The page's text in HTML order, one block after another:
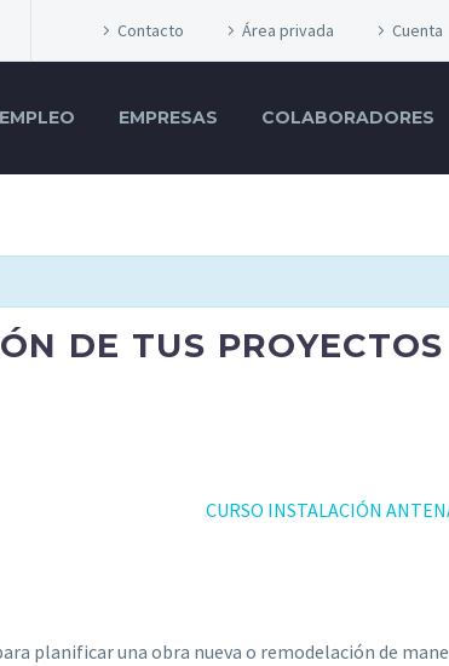
Contacto Área privada Cuenta
EMPRESAS COLABORADORES
DE TUS
CURSO INSTALACIÓN
planificar una obra nueva o remodelación de